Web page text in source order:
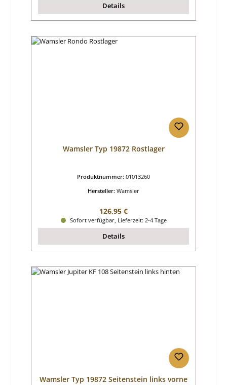
Details
Wamsler Typ 19872 Rostlager
Produktnummer: 01013260
Hersteller: Wamsler
Regulärer Preis:
126,95 €
Sofort verfügbar, Lieferzeit: 2-4 Tage
Details
Wamsler Typ 19872 Seitenstein links vorne